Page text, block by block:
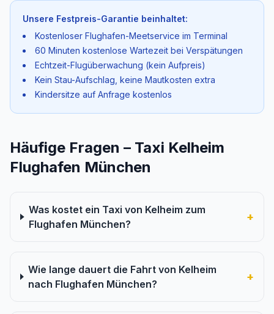
Unsere Festpreis-Garantie beinhaltet:
Kostenloser Flughafen-Meetservice im Terminal
60 Minuten kostenlose Wartezeit bei Verspätungen
Echtzeit-Flugüberwachung (kein Aufpreis)
Kein Stau-Aufschlag, keine Mautkosten extra
Kindersitze auf Anfrage kostenlos
Häufige Fragen – Taxi Kelheim
Flughafen München
Was kostet ein Taxi von Kelheim zum
Flughafen München?
+
Wie lange dauert die Fahrt von Kelheim
nach Flughafen München?
+